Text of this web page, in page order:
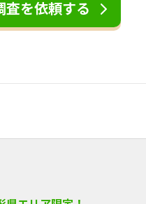
査を依頼する